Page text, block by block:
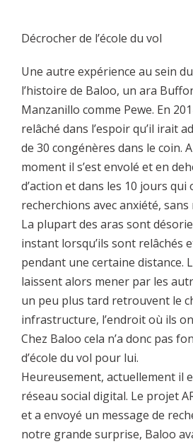
Décrocher de l’école du vol
Une autre expérience au sein
l’histoire de Baloo, un ara
Manzanillo comme Pewe. En
relâché dans l’espoir qu’il irait
de 30 congénères dans le coin.
moment il s’est envolé et en
d’action et dans les 10 jours
recherchions avec anxiété,
La plupart des aras sont
instant lorsqu’ils sont relâchés
pendant une certaine distance.
laissent alors mener par les
un peu plus tard retrouvent le
infrastructure, l’endroit où ils
Chez Baloo cela n’a donc pas
d’école du vol pour lui.
Heureusement, actuellement il
réseau social digital. Le projet
et a envoyé un message de
notre grande surprise, Baloo